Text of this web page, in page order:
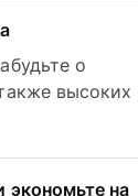
о
высоких
экономьте на